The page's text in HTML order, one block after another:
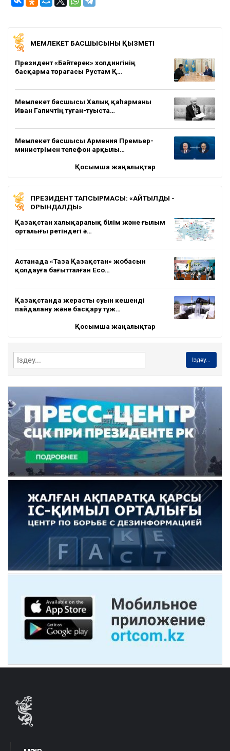
МЕМЛЕКЕТ БАСШЫСЫНЫҢ ҚЫЗМЕТІ
Президент «Бәйтерек» холдингінің
басқарма төрағасы Рустам Қ…
Мемлекет басшысы Халық қаһарманы
Иван Гапичтің туған-туыста…
Мемлекет басшысы Армения Премьер-
министрімен телефон арқылы…
Қосымша жаңалықтар
ПРЕЗИДЕНТ ТАПСЫРМАСЫ: «АЙТЫЛДЫ -
ОРЫНДАЛДЫ»
Қазақстан халықаралық білім және ғылым
орталығы ретіндегі ә…
Астанада «Таза Қазақстан» жобасын
қолдауға бағытталған Eco…
Қазақстанда жерасты суын кешенді
пайдалану және басқару тұж…
Қосымша жаңалықтар
Іздеу...